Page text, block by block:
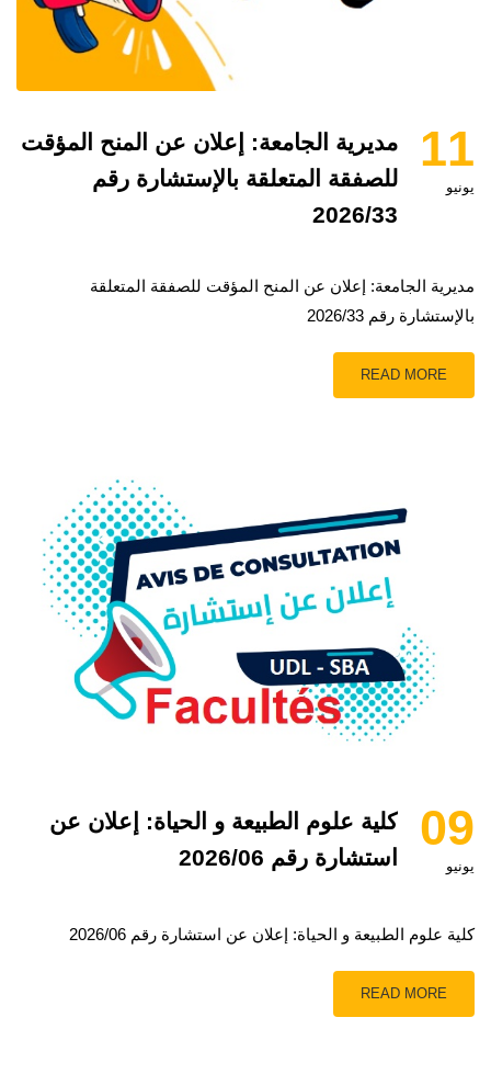
11
يونيو
مديرية الجامعة: إعلان عن المنح المؤقت
للصفقة المتعلقة بالإستشارة رقم
2026/33
مديرية الجامعة: إعلان عن المنح المؤقت للصفقة المتعلقة
بالإستشارة رقم 2026/33
READ MORE
09
يونيو
كلية علوم الطبيعة و الحياة: إعلان عن
استشارة رقم 2026/06
كلية علوم الطبيعة و الحياة: إعلان عن استشارة رقم 2026/06
READ MORE